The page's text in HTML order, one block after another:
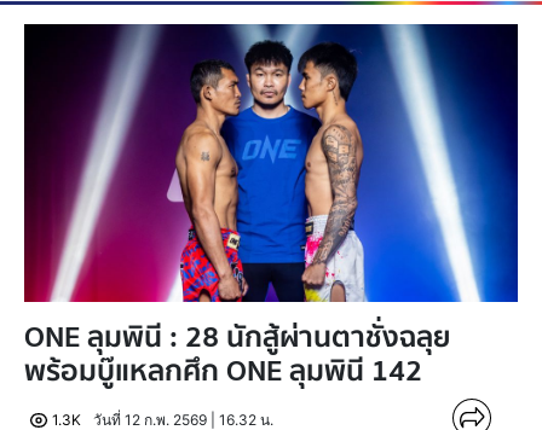
ONE ลุมพินี : 28 นักสู้ผ่านตาชั่งฉลุย
พร้อมบู๊แหลกศึก ONE ลุมพินี 142
1.3K
วันที่ 12 ก.พ. 2569 | 16.32 น.